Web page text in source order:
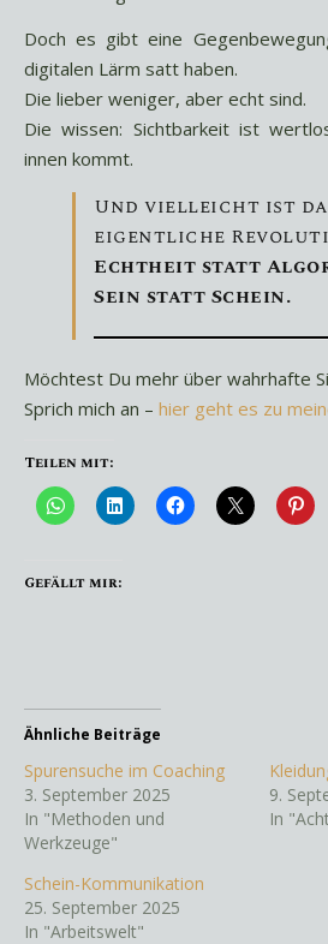
Doch es gibt eine
digitalen Lärm satt haben.
Die lieber weniger, aber echt sind.
Die wissen: Sichtbarkeit ist
innen kommt.
Und vielleicht ist
eigentliche
Echtheit statt
Sein statt Schein.
Möchtest Du mehr über wahrhafte
Sprich mich an – hier geht es zu
Teilen mit:
Gefällt mir:
Ähnliche Beiträge
Spurensuche im Coaching
3. September 2025
In "Methoden und
Werkzeuge"
9.
In
Schein-Kommunikation
25. September 2025
In "Arbeitswelt"